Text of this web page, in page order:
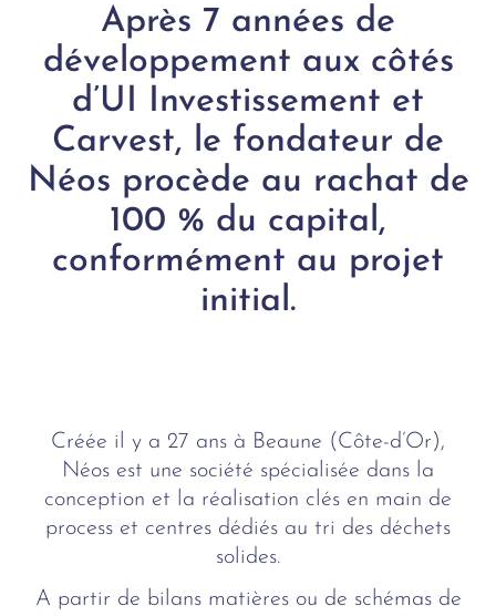
Après 7 années de
développement aux côtés
d’UI Investissement et
Carvest, le fondateur de
Néos procède au rachat de
100 % du capital,
conformément au projet
initial.
Créée il y a 27 ans à Beaune (Côte-d’Or),
Néos est une société spécialisée dans la
conception et la réalisation clés en main de
process et centres dédiés au tri des déchets
solides.
A partir de bilans matières ou de schémas de